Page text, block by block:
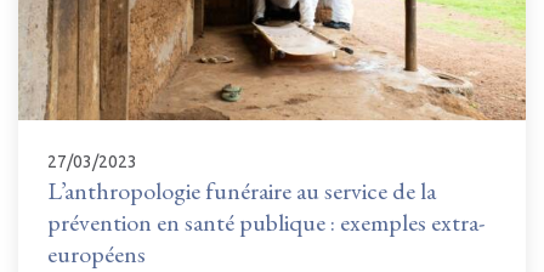
27/03/2023
L’anthropologie funéraire au service de la
prévention en santé publique : exemples extra-
européens